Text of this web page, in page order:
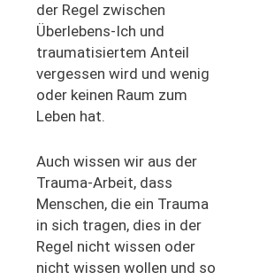
der Regel zwischen
Überlebens-Ich und
traumatisiertem Anteil
vergessen wird und wenig
oder keinen Raum zum
Leben hat.
Auch wissen wir aus der
Trauma-Arbeit, dass
Menschen, die ein Trauma
in sich tragen, dies in der
Regel nicht wissen oder
nicht wissen wollen und so